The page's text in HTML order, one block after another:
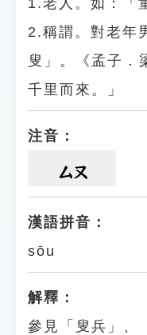
1.老人。如：「
2.稱謂。對老年
叟」。《孟子．
千里而來。」
注音：
ㄙㄡ
漢語拼音：
sōu
解釋：
參見「叟兵」、